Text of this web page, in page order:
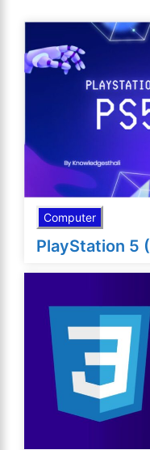
Computer
PlayStation 5